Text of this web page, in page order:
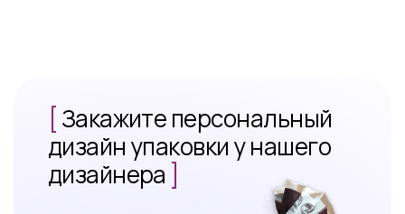
[Закажите персональный
дизайн упаковки у нашего
дизайнера ]